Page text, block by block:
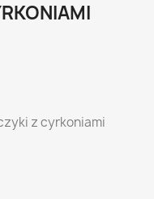
z cyrkoniami